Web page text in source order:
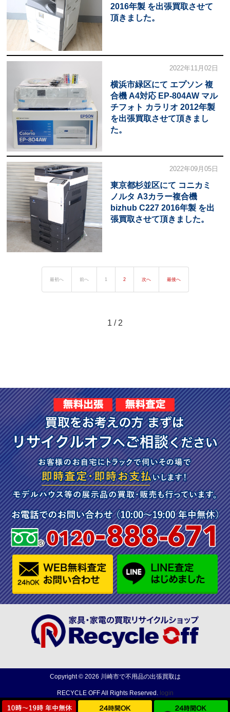
2016年製 を出張買取させて
頂きました。
2022年11月02日
横浜市緑区にて エプソン 複
合機 A4対応 EP-804AW マル
チフォト カラリオ 2012年製
を出張買取させて頂きまし
た。
2022年09月05日
東京都杉並区にて コニカミ
ノルタ A3カラー複合機
bizhub C227 2016年製 を出
張買取させて頂きました。
最初へ 前へ 1 2 次へ 最後へ
1 / 2
Copyright © 2026 川崎市で不用品の出張買取は
RECYCLE OFFAll Rights Reserved. login